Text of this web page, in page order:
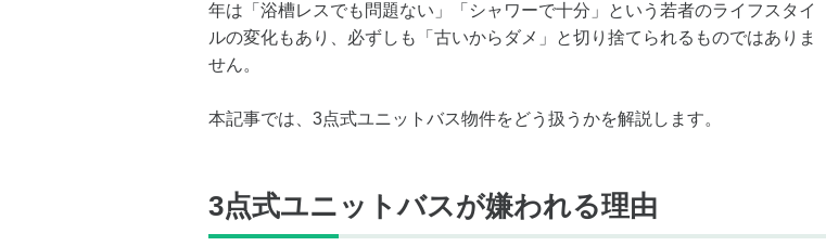
年は「浴槽レスでも問題ない」「シャワーで十分」という若者のライフスタイ
ルの変化もあり、必ずしも「古いからダメ」と切り捨てられるものではありま
せん。
本記事では、3点式ユニットバス物件をどう扱うかを解説します。
3点式ユニットバスが嫌われる理由